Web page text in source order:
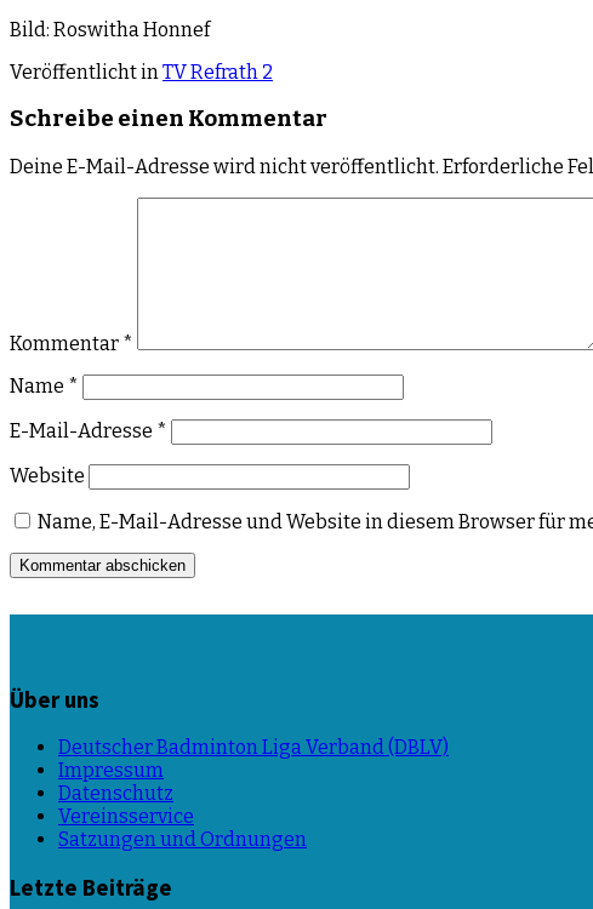
Bild: Roswitha Honnef
Veröffentlicht in TV Refrath 2
Schreibe einen Kommentar
Deine E-Mail-Adresse wird nicht veröffentlicht. Erforderliche
Kommentar *
Name *
E-Mail-Adresse *
Website
Name, E-Mail-Adresse und Website in diesem Browser für
Über uns
Deutscher Badminton Liga Verband (DBLV)
Impressum
Datenschutz
Vereinsservice
Satzungen und Ordnungen
Letzte Beiträge